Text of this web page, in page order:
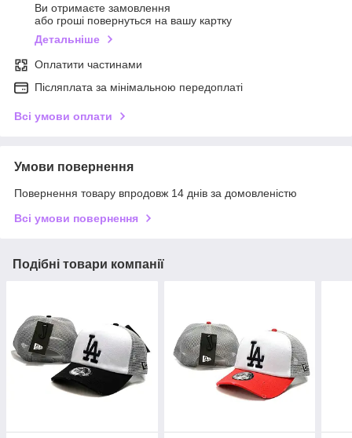
Ви отримаєте замовлення
або гроші повернуться на вашу картку
Детальніше
Оплатити частинами
Післяплата за мінімальною передоплаті
Всі умови оплати
Умови повернення
Повернення товару впродовж 14 днів за домовленістю
Всі умови повернення
Подібні товари компанії